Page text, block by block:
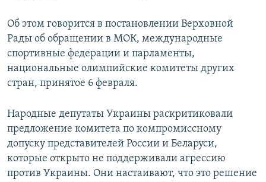
Об этом говорится в постановлении Верховной
Рады об обращении в МОК, международные
спортивные федерации и парламенты,
национальные олимпийские комитеты других
стран, принятое 6 февраля.
Народные депутаты Украины раскритиковали
предложение комитета по компромиссному
допуску представителей России и Беларуси,
которые открыто не поддерживали агрессию
против Украины. Они настаивают, что это решение